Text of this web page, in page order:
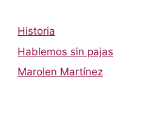
Historia
Hablemos sin pajas
Marolen Martínez